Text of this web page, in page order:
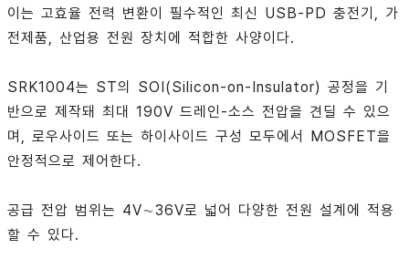
이는 고효율 전력 변환이 필수적인 최신 USB-PD 충전기, 가
전제품, 산업용 전원 장치에 적합한 사양이다.
SRK1004는 ST의 SOI(Silicon-on-Insulator) 공정을 기
반으로 제작돼 최대 190V 드레인-소스 전압을 견딜 수 있으
며, 로우사이드 또는 하이사이드 구성 모두에서 MOSFET을
안정적으로 제어한다.
공급 전압 범위는 4V∼36V로 넓어 다양한 전원 설계에 적용
할 수 있다.